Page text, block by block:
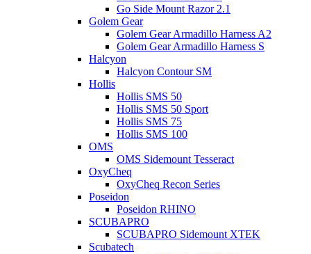
Go Side Mount Razor 2.1
Golem Gear
Golem Gear Armadillo Harness A2
Golem Gear Armadillo Harness S
Halcyon
Halcyon Contour SM
Hollis
Hollis SMS 50
Hollis SMS 50 Sport
Hollis SMS 75
Hollis SMS 100
OMS
OMS Sidemount Tesseract
OxyCheq
OxyCheq Recon Series
Poseidon
Poseidon RHINO
SCUBAPRO
SCUBAPRO Sidemount XTEK
Scubatech